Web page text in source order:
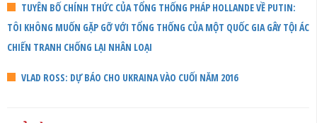
TUYÊN BỐ CHÍNH THỨC CỦA TỔNG THỐNG PHÁP HOLLANDE VỀ PUTIN:
TÔI KHÔNG MUỐN GẶP GỠ VỚI TỔNG THỐNG CỦA MỘT QUỐC GIA GÂY TỘI ÁC
CHIẾN TRANH CHỐNG LẠI NHÂN LOẠI
VLAD ROSS: DỰ BÁO CHO UKRAINA VÀO CUỐI NĂM 2016